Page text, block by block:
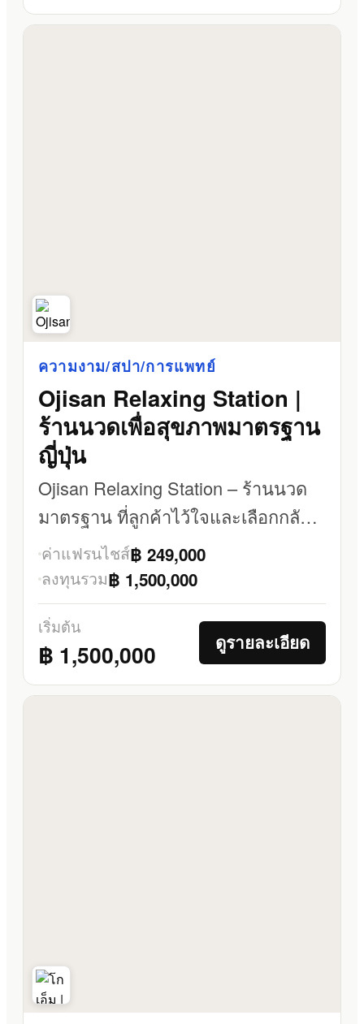
ความงาม/สปา/การแพทย์
Ojisan Relaxing Station |
ร้านนวดเพื่อสุขภาพมาตรฐาน
ญี่ปุ่น
Ojisan Relaxing Station – ร้านนวด
มาตรฐาน ที่ลูกค้าไว้ใจและเลือกกลับ
มาใช้ซ้ำ
ค่าแฟรนไชส์฿ 249,000
ลงทุนรวม฿ 1,500,000
เริ่มต้น
฿ 1,500,000 ดูรายละเอียด